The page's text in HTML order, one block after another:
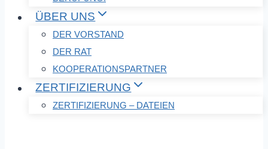
ÜBER UNS
DER VORSTAND
DER RAT
KOOPERATIONSPARTNER
ZERTIFIZIERUNG
ZERTIFIZIERUNG – DATEIEN